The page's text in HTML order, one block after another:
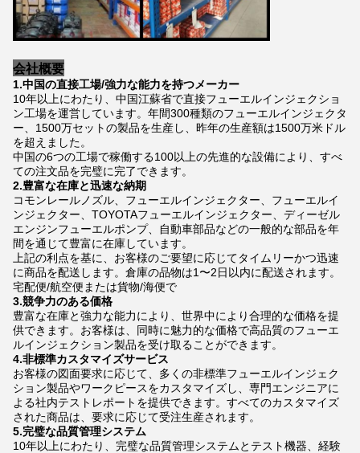
会社概要
1.中国の直接工場/強力な能力を持つメーカー
10年以上にわたり、中国江蘇省で直接フューエルインジェクショ
ン工場を運営しています。年間300種類のフューエルインジェクタ
ー、1500万セットの製品を生産し、昨年の生産額は1500万米ドル
を超えました。
中国の6つの工場で稼働する100以上の先進的な設備により、すべ
ての注文品を完璧に完了できます。
2.豊富な在庫と迅速な納期
コモンレールノズル、フューエルインジェクター、フューエルイ
ンジェクター、TOYOTAフューエルインジェクター、ディーゼル
エンジンフューエルポンプ、自動車部品などの一般的な部品を年
間を通じて豊富に在庫しています。
上記の利点を基に、お客様のご要望に応じてタイムリーかつ迅速
に商品を配送します。倉庫の品物は1〜2日以内に配送されます。
宅配便/航空便または貨物/海便で
3.競争力のある価格
豊富な在庫と強力な能力により、世界中により合理的な価格を提
供できます。お客様は、同時に魅力的な価格で高品質のフューエ
ルインジェクション製品を受け取ることができます。
4.非標準カスタマイズサービス
お客様の図面要求に応じて、多くの非標準フューエルインジェク
ション製品やワークピースをカスタマイズし、専門エンジニアに
よる社内テストレポートを提供できます。すべてのカスタマイズ
された商品は、要求に応じて受注生産されます。
5.完璧な品質管理システム
10年以上にわたり、完璧な品質管理システムとテスト機器、経験